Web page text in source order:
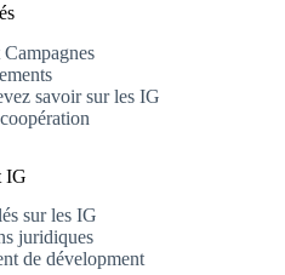
savoir sur les IG
IG
sur les IG
juridiques
de dévelopment